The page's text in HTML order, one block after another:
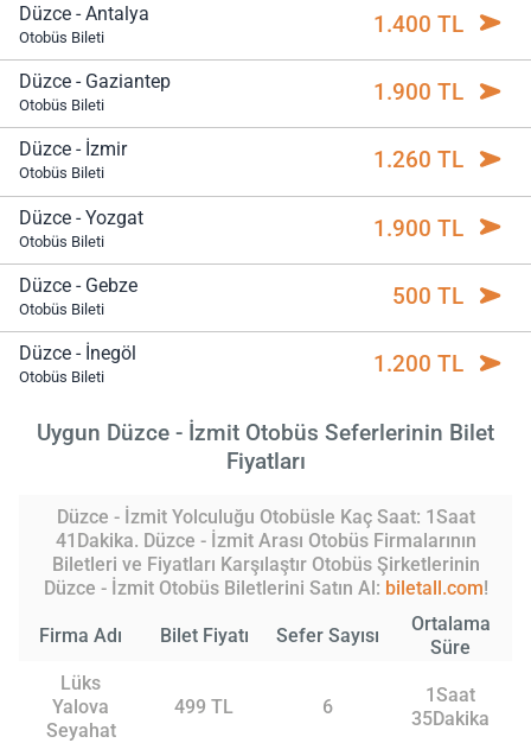
Düzce - Antalya
Otobüs Bileti 1.400 TL
Düzce - Gaziantep
Otobüs Bileti 1.900 TL
Düzce - İzmir
Otobüs Bileti 1.260 TL
Düzce - Yozgat
Otobüs Bileti 1.900 TL
Düzce - Gebze
Otobüs Bileti 500 TL
Düzce - İnegöl
Otobüs Bileti 1.200 TL
Uygun Düzce - İzmit Otobüs Seferlerinin Bilet
Fiyatları
Düzce - İzmit Yolculuğu Otobüsle Kaç Saat: 1Saat
41Dakika. Düzce - İzmit Arası Otobüs Firmalarının
Biletleri ve Fiyatları Karşılaştır Otobüs Şirketlerinin
Düzce - İzmit Otobüs Biletlerini Satın Al: biletall.com!
Firma Adı Bilet Fiyatı Sefer Sayısı
Ortalama
Süre
Lüks
Yalova
Seyahat
499 TL 6
1Saat
35Dakika